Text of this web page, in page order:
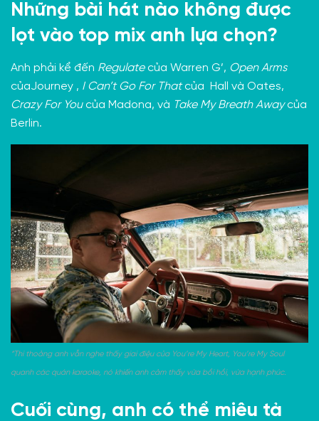
Những bài hát nào không được
lọt vào top mix anh lựa chọn?
Anh phải kể đến Regulate của Warren G’, Open Arms
củaJourney , I Can’t Go For Thatcủa Hall và Oates,
Crazy For You của Madona, và Take My Breath Awaycủa
Berlin.
“Thi thoảng anh vẫn nghe thấy giai điệu của You’re My Heart, You’re My Soul
quanh các quán karaoke, nó khiến anh cảm thấy vừa bồi hồi, vừa hạnh phúc.
Cuối cùng, anh có thể miêu tả